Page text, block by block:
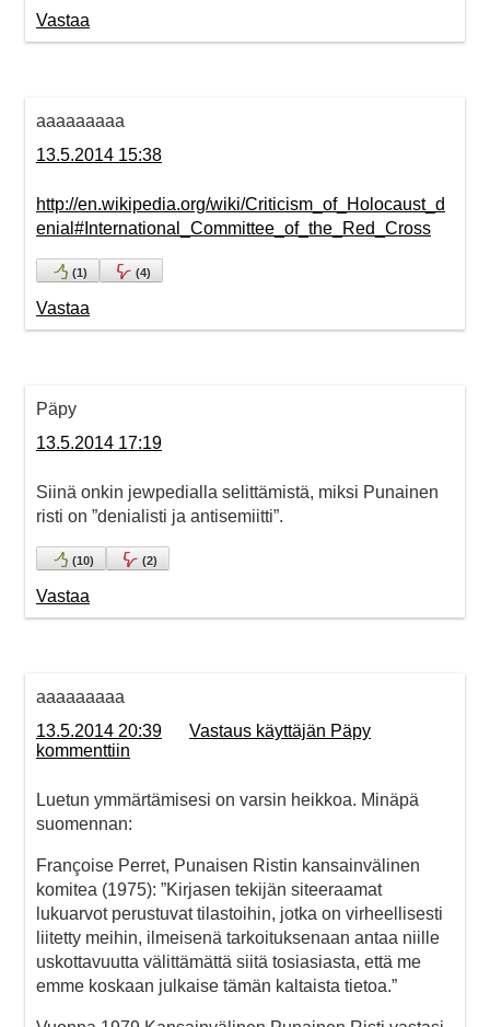
Vastaa
aaaaaaaaa
13.5.2014 15:38
http://en.wikipedia.org/wiki/Criticism_of_Holocaust_d
enial#International_Committee_of_the_Red_Cross
(1) (4)
Vastaa
Päpy
13.5.2014 17:19
Siinä onkin jewpedialla selittämistä, miksi Punainen
risti on ”denialisti ja antisemiitti”.
(10) (2)
Vastaa
aaaaaaaaa
13.5.2014 20:39
Vastaus käyttäjän Päpy
kommenttiin
Luetun ymmärtämisesi on varsin heikkoa. Minäpä
suomennan:
Françoise Perret, Punaisen Ristin kansainvälinen
komitea (1975): ”Kirjasen tekijän siteeraamat
lukuarvot perustuvat tilastoihin, jotka on virheellisesti
liitetty meihin, ilmeisenä tarkoituksenaan antaa niille
uskottavuutta välittämättä siitä tosiasiasta, että me
emme koskaan julkaise tämän kaltaista tietoa.”